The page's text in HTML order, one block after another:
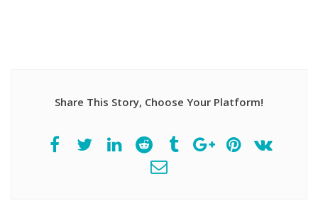
Share This Story, Choose Your Platform!